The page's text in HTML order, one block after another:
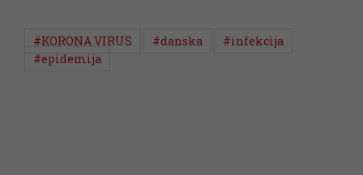
#KORONA VIRUS #danska
#infekcija
#epidemija